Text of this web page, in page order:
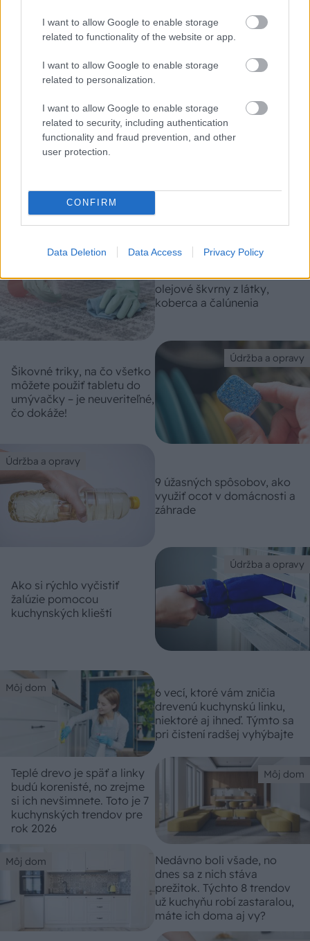
I want to allow Google to enable storage
related to functionality of the website or app.
I want to allow Google to enable storage
related to personalization.
I want to allow Google to enable storage
related to security, including authentication
functionality and fraud prevention, and other
user protection.
CONFIRM
Data Deletion Data Access Privacy Policy
4 triky, ako vyčistiť hubku
interiér auta
Údržba a opravy
Ako odstrániť mastné
olejové škvrny z látky,
koberca a čalúnenia
Údržba a opravy
Šikovné triky, na čo všetko
môžete použiť tabletu do
umývačky – je neuveriteľné,
čo dokáže!
Údržba a opravy
9 úžasných spôsobov, ako
využiť ocot v domácnosti a
záhrade
Údržba a opravy
Ako si rýchlo vyčistiť
žalúzie pomocou
kuchynských klieští
Môj dom
6 vecí, ktoré vám zničia
drevenú kuchynskú linku,
niektoré aj ihneď. Týmto sa
pri čistení radšej vyhýbajte
Môj dom
Teplé drevo je späť a linky
budú korenisté, no zrejme
si ich nevšimnete. Toto je 7
kuchynských trendov pre
rok 2026
Môj dom
Nedávno boli všade, no
dnes sa z nich stáva
prežitok. Týchto 8 trendov
už kuchyňu robí zastaralou,
máte ich doma aj vy?